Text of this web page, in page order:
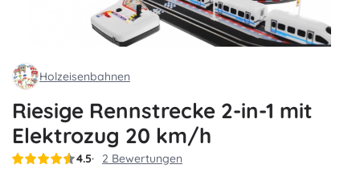
Holzeisenbahnen
Riesige Rennstrecke 2-in-1 mit
Elektrozug 20 km/h
4.5 2 Bewertungen